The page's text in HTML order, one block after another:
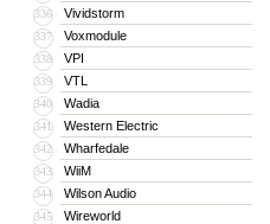
336 Vividstorm
337 Voxmodule
338 VPI
339 VTL
340 Wadia
341 Western Electric
342 Wharfedale
343 WiiM
344 Wilson Audio
345 Wireworld